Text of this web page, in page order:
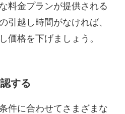
料金プランが提供される
引越し時間がなければ、
価格を下げましょう。
する
件に合わせてさまざまな